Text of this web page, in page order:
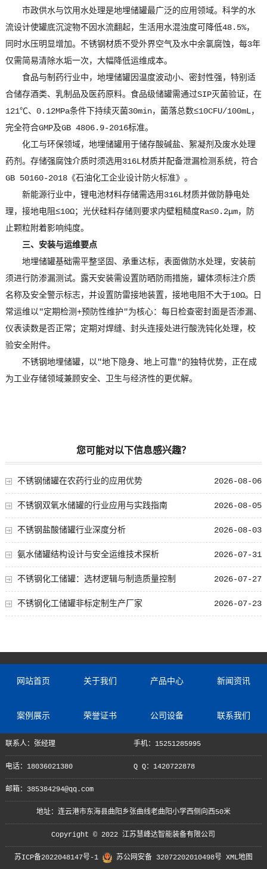
市政供水与饮用水处理是地埋储罐最广泛的应用领域。科学的水
流设计使罐底沉淀物不因水流翻起，生活用水混浊度可降低48.5%，
同时水压明显增加。不锈钢材质不受外界空气及水中余氯腐蚀，每3年
仅需简易清除水垢一次，大幅降低运维成本。
食品与制药行业中，地埋储罐因温度波动小、密封性强，特别适
合储存酒类、乳制品及医药原料。食品级储罐需通过SIP灭菌验证，在
121℃、0.12MPa条件下持续灭菌30min，菌落总数≤10CFU/100mL，
完全符合GMP及GB 4806.9-2016标准。
化工与环保领域，地埋储罐用于储存酸碱盐、絮凝剂及废水处理
药剂。存储强腐蚀介质时须选用316L材质并配备泄漏检测系统，符合
GB 50160-2018《石油化工企业设计防火标准》。
新能源行业中，锂电池材料存储需选用316L材质并做防静电处
理，接地电阻≤10Ω；光伏硅料存储则要求内壁粗糙度Ra≤0.2μm，防
止颗粒附着影响纯度。
三、安装与运维要点
地埋储罐基础需平整坚固、承重达标，表面做防水处理，安装前
须进行防渗漏测试。露天安装需设置防晒防雨措施，罐体须标注介质
名称及安全警示标志，并设置防雷接地装置，接地电阻不大于10Ω。日
常运维以"定期检测+预防性维护"为核心：每日检查密封面是否渗漏、
仪表读数是否正常；定期对焊缝、封头连接处进行酸洗钝化处理，校
验安全附件。
不锈钢地埋储罐，以"地下隐身、地上可靠"的独特优势，正在成
为工业存储领域兼顾安全、卫生与经济性的更优解。
您可能对以下信息感兴趣？
2026-08-06
不锈钢储罐在农药行业的应用优势
2026-08-05
不锈钢双氧水储罐的行业应用与实践指南
2026-08-03
不锈钢盐酸储罐行业深度分析
2026-07-31
氨水储罐结构设计与安全运维技术探析
2026-07-27
不锈钢化工储罐：选材逻辑与制造质量控制
2026-07-23
不锈钢化工储罐非标定制生产厂家
网站首页 关于我们 产品中心 新闻资讯
案例展示 荣誉证书 公司设备 联系我们
联系人：张经理 手机：15251285995
电话：18036021380 Q Q：1420722878
邮箱：385384294@qq.com
地址：连云港市东海县曲阳乡张曲线老曲阳小学西侧向西50米
Copyright © 2022 江苏慧峰达智能装备有限公司
苏ICP备2022048147号-1 苏公网安备 32072202010498号 XML地图